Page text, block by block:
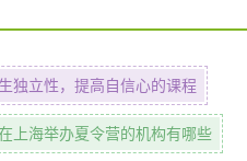
独立性，提高自信心的课程
上海举办夏令营的机构有哪些